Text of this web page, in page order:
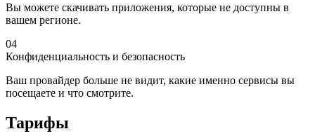
Вы можете скачивать приложения, которые не доступны в
вашем регионе.
04
Конфиденциальность и безопасность
Ваш провайдер больше не видит, какие именно сервисы вы
посещаете и что смотрите.
Тарифы